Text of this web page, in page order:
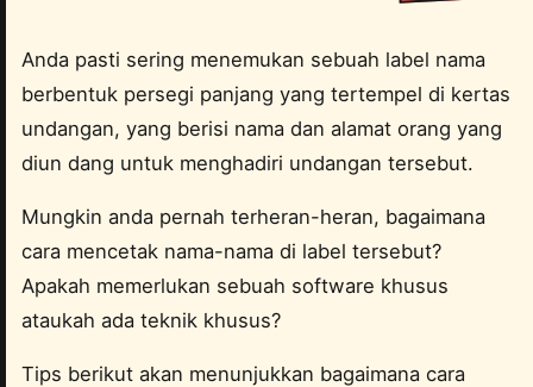
Anda pasti sering menemukan sebuah label nama
berbentuk persegi panjang yang tertempel di kertas
undangan, yang berisi nama dan alamat orang yang
diun dang untuk menghadiri undangan tersebut.
Mungkin anda pernah terheran-heran, bagaimana
cara mencetak nama-nama di label tersebut?
Apakah memerlukan sebuah software khusus
ataukah ada teknik khusus?
Tips berikut akan menunjukkan bagaimana cara